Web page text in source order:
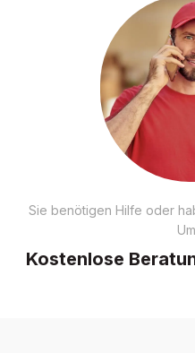
Sie benötigen Hilfe oder
Kostenlose